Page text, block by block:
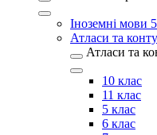
Іноземні мови
Атласи та
Атласи та
10 клас
11 клас
5 клас
6 клас